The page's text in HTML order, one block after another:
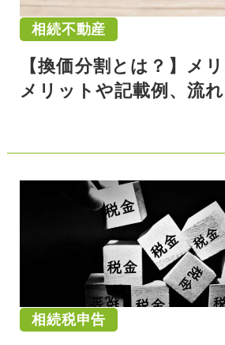
相続不動産
【換価分割とは？】メ
メリットや記載例、流
相続税申告